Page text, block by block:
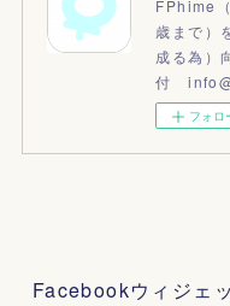
FPhime
歳まで）
成る為）
付
フォロ
Facebookウィジェ